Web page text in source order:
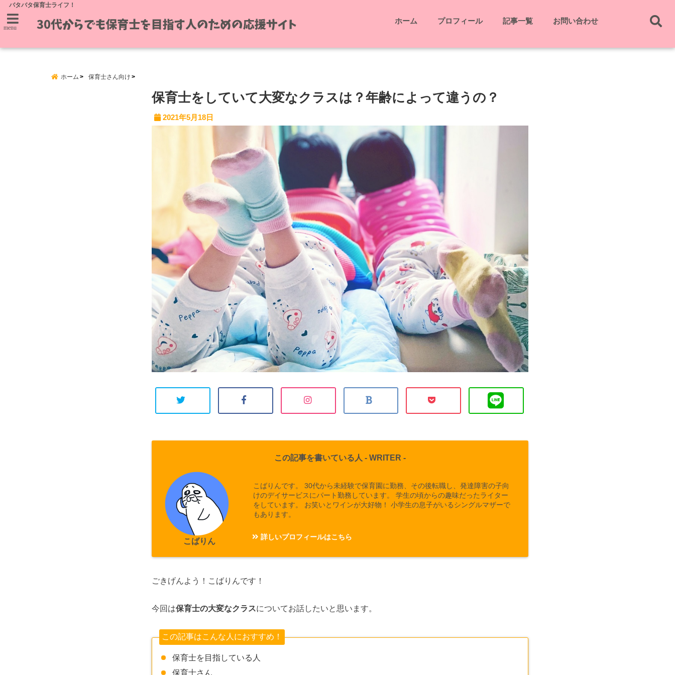
バタバタ保育士ライフ！
menu
ホーム プロフィール 記事一覧 お問い合わせ
ホーム 保育士さん向け
保育士をしていて大変なクラスは？年齢によって違うの？
2021年5月18日
この記事を書いている人 - WRITER -
こばりん
こばりんです。 30代から未経験で保育園に勤務、その後転職し、発達障害の子向
けのデイサービスにパート勤務しています。 学生の頃からの趣味だったライター
をしています。 お笑いとワインが大好物！ 小学生の息子がいるシングルマザーで
もあります。
詳しいプロフィールはこちら
ごきげんよう！こばりんです！
今回は保育士の大変なクラスについてお話したいと思います。
この記事はこんな人におすすめ！
保育士を目指している人
保育士さん